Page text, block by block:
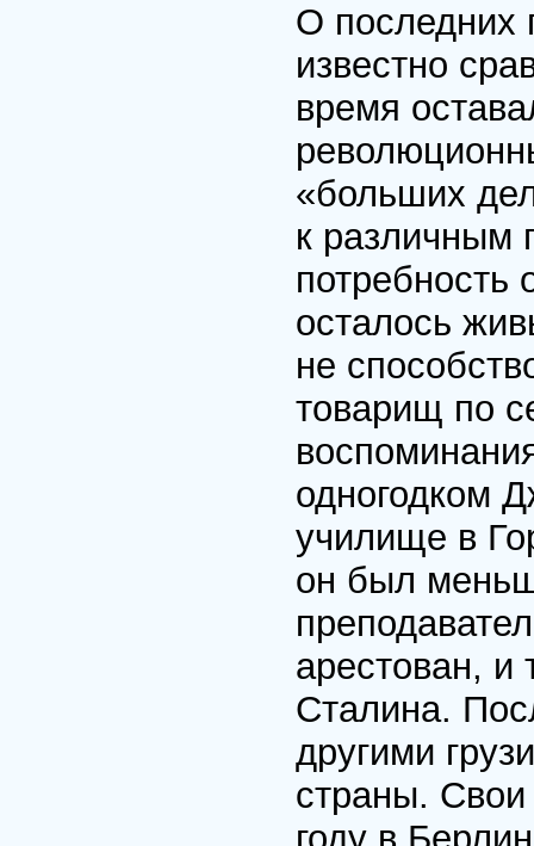
О последних
известно
время
«больших
к различным
осталось
не
товарищ по
одногодком
училище в
он был
арестован, и
Сталина.
другими
страны.